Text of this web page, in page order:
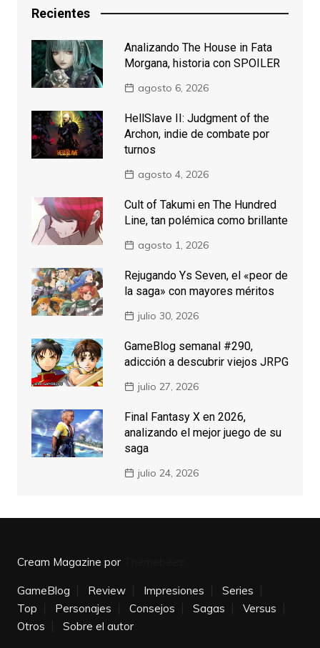
Recientes
Analizando The House in Fata
Morgana, historia con SPOILER
agosto 6, 2026
HellSlave II: Judgment of the
Archon, indie de combate por
turnos
agosto 4, 2026
Cult of Takumi en The Hundred
Line, tan polémica como brillante
agosto 1, 2026
Rejugando Ys Seven, el «peor de
la saga» con mayores méritos
julio 30, 2026
GameBlog semanal #290,
adicción a descubrir viejos JRPG
julio 27, 2026
Final Fantasy X en 2026,
analizando el mejor juego de su
saga
julio 24, 2026
Cream Magazine por
GameBlog Review Impresiones
Series
Top
Personajes Consejos Sagas
Versus
Otros
Sobre el autor